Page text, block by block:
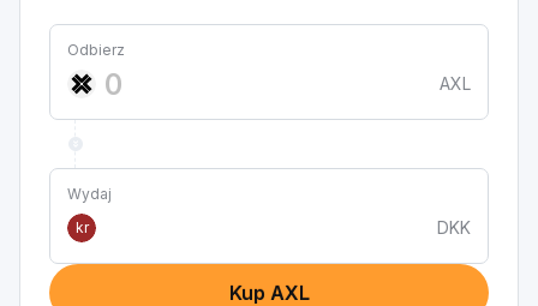
Odbierz
AXL
Wydaj
kr
DKK
Kup AXL